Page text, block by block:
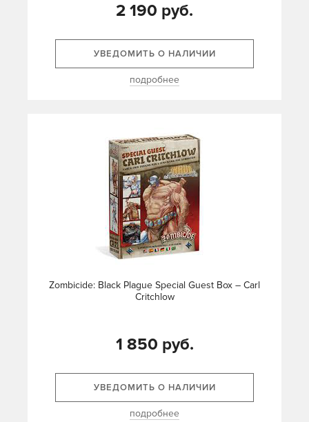
2 190 руб.
УВЕДОМИТЬ О НАЛИЧИИ
подробнее
Zombicide: Black Plague Special Guest Box – Carl
Critchlow
1 850 руб.
УВЕДОМИТЬ О НАЛИЧИИ
подробнее